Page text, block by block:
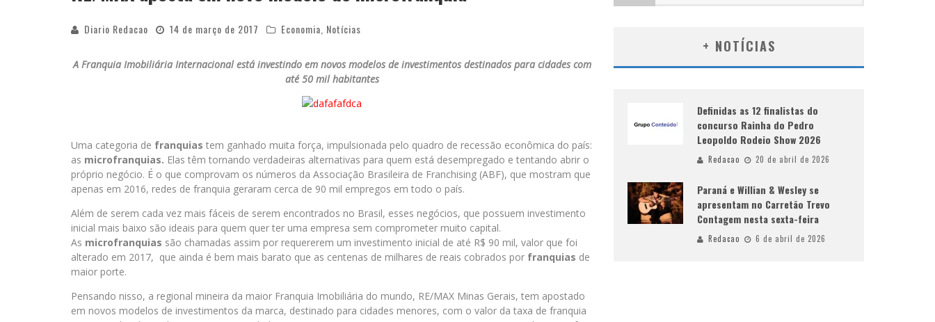
Diario Redacao 14 de março de 2017 Economia Notícias
A Franquia Imobiliária Internacional está investindo em novos modelos de investimentos destinados para cidades com
até 50 mil habitantes
Uma categoria de franquias tem ganhado muita força, impulsionada pelo quadro de recessão econômica do país:
as microfranquias. Elas têm tornando verdadeiras alternativas para quem está desempregado e tentando abrir o
próprio negócio. É o que comprovam os números da Associação Brasileira de Franchising (ABF), que mostram que
apenas em 2016, redes de franquia geraram cerca de 90 mil empregos em todo o país.
Além de serem cada vez mais fáceis de serem encontrados no Brasil, esses negócios, que possuem investimento
inicial mais baixo são ideais para quem quer ter uma empresa sem comprometer muito capital.
As microfranquias são chamadas assim por requererem um investimento inicial de até R$ 90 mil, valor que foi
alterado em 2017, que ainda é bem mais barato que as centenas de milhares de reais cobrados por franquias de
maior porte.
Pensando nisso, a regional mineira da maior Franquia Imobiliária do mundo, RE/MAX Minas Gerais, tem apostado
em novos modelos de investimentos da marca, destinado para cidades menores, com o valor da taxa de franquia
+ NOTÍCIAS
Definidas as 12 finalistas do
concurso Rainha do Pedro
Leopoldo Rodeio Show 2026
Redacao 20 de abril de 2026
Paraná e Willian & Wesley se
apresentam no Carretão Trevo
Contagem nesta sexta-feira
Redacao 6 de abril de 2026